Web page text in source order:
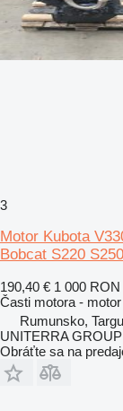
3
Motor Kubota
Bobcat S220
190,40 € 1 000 RON
Časti motora - motor
Rumunsko,
UNITERRA
Obráťte sa na